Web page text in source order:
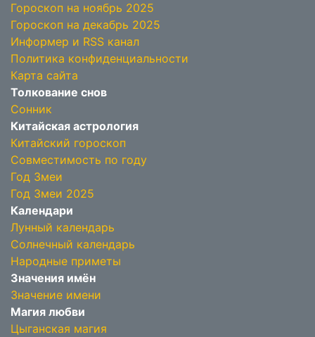
Гороскоп на ноябрь 2025
Гороскоп на декабрь 2025
Информер и RSS канал
Политика конфиденциальности
Карта сайта
Толкование снов
Сонник
Китайская астрология
Китайский гороскоп
Совместимость по году
Год Змеи
Год Змеи 2025
Календари
Лунный календарь
Солнечный календарь
Народные приметы
Значения имён
Значение имени
Магия любви
Цыганская магия